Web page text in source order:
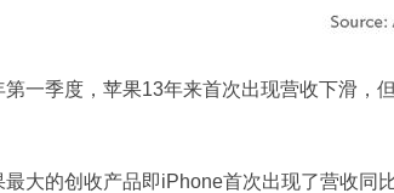
一季度，苹果13年来首次出现营收下滑，
大的创收产品即iPhone首次出现了营收同